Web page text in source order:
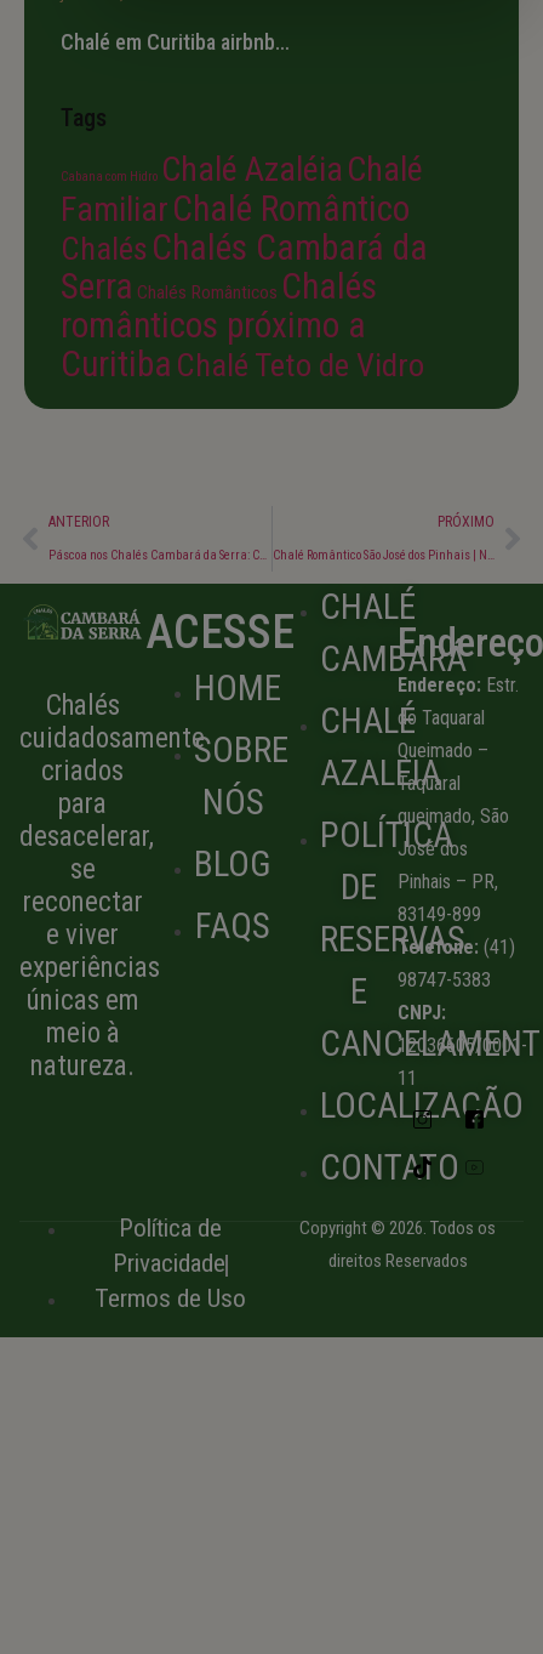
Chalé em Curitiba airbnb…
Tags
Cabana com Hidro Chalé AzaléiaChalé
FamiliarChalé Romântico
Chalés Chalés Cambará da
Serra Chalés Românticos Chalés
românticos próximo a
Curitiba Chalé Teto de Vidro
ANTERIOR
Páscoa nos Chalés Cambará da Serra: Celebre a Vida e a Renovação
PRÓXIMO
Chalé Romântico São José dos Pinhais | Natureza e Conforto
Chalés
cuidadosamente
criados
para
desacelerar,
se
reconectar
e viver
experiências
únicas em
meio à
natureza.
ACESSE
HOME
SOBRE
NÓS
BLOG
FAQS
CHALÉ
CAMBARÁ
CHALÉ
AZALEIA
POLÍTICA
DE
RESERVAS
E
LOCALIZAÇÃO
CONTATO
Endereço
Endereço: Estr.
do Taquaral
Queimado –
Taquaral
queimado, São
José dos
Pinhais – PR,
83149-899
Telefone: (41)
98747-5383
CNPJ:
12036605/0001-
11
Política de
Privacidade
Termos de Uso
Copyright © 2026. Todos os
direitos Reservados